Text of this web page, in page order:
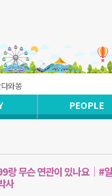
와쏭
PEOPLE
랑 무슨 연관이 있나요｜#
사